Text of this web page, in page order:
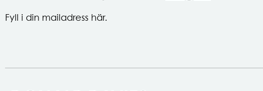
Fyll i din mailadress här.